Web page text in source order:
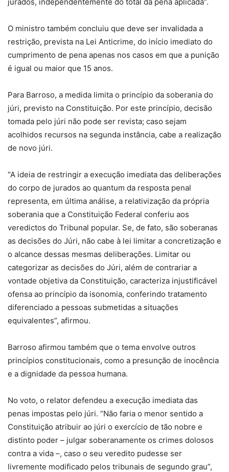
O ministro também concluiu que deve ser invalidada a
restrição, prevista na Lei Anticrime, do início imediato do
cumprimento de pena apenas nos casos em que a punição
é igual ou maior que 15 anos.
Para Barroso, a medida limita o princípio da soberania do
júri, previsto na Constituição. Por este princípio, decisão
tomada pelo júri não pode ser revista; caso sejam
acolhidos recursos na segunda instância, cabe a realização
de novo júri.
“A ideia de restringir a execução imediata das deliberações
do corpo de jurados ao quantum da resposta penal
representa, em última análise, a relativização da própria
soberania que a Constituição Federal conferiu aos
veredictos do Tribunal popular. Se, de fato, são soberanas
as decisões do Júri, não cabe à lei limitar a concretização e
o alcance dessas mesmas deliberações. Limitar ou
categorizar as decisões do Júri, além de contrariar a
vontade objetiva da Constituição, caracteriza injustificável
ofensa ao princípio da isonomia, conferindo tratamento
diferenciado a pessoas submetidas a situações
equivalentes”, afirmou.
Barroso afirmou também que o tema envolve outros
princípios constitucionais, como a presunção de inocência
e a dignidade da pessoa humana.
No voto, o relator defendeu a execução imediata das
penas impostas pelo júri. “Não faria o menor sentido a
Constituição atribuir ao júri o exercício de tão nobre e
distinto poder – julgar soberanamente os crimes dolosos
contra a vida –, caso o seu veredito pudesse ser
livremente modificado pelos tribunais de segundo grau”,